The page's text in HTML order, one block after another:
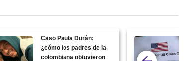
Caso Paula Durán:
¿cómo los padres de la
colombiana obtuvieron